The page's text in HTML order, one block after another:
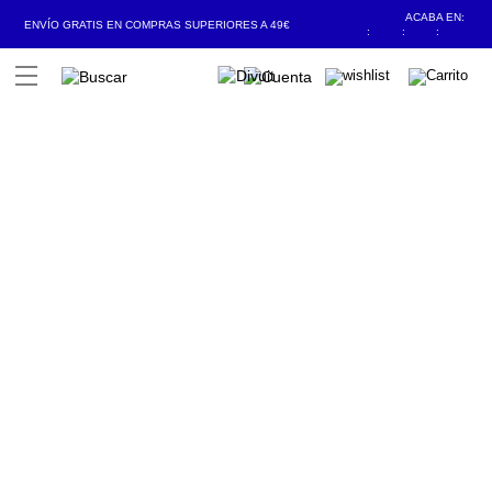
ENVÍO GRATIS EN COMPRAS SUPERIORES A 49€
ACABA EN:
:
: :
Open Menu